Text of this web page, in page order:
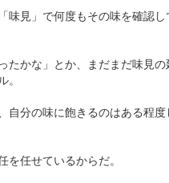
味見」で何度もその味を確認
たかな」とか、まだまだ味見
自分の味に飽きるのはある程度
任せているからだ。